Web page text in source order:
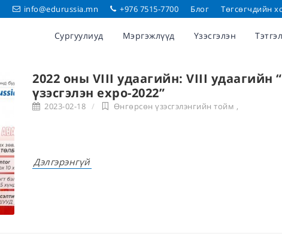
info@edurussia.mn +976 7515-7700 Блог Төгсөгчдийн
Сургуулиуд Мэргэжлүүд Үзэсгэлэн
2022 оны VIII удаагийн: VIII
үзэсгэлэн expo-2022”
2023-02-18 Өнгөрсөн үзэсгэлэнгийн тойм ,
Дэлгэрэнгүй